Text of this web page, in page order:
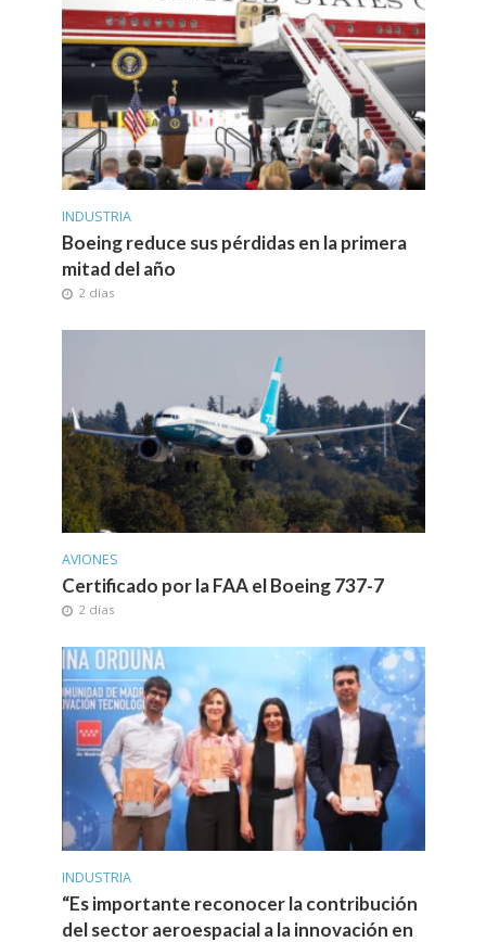
INDUSTRIA
Boeing reduce sus pérdidas en la primera
mitad del año
2 días
AVIONES
Certificado por la FAA el Boeing 737-7
2 días
INDUSTRIA
“Es importante reconocer la contribución
del sector aeroespacial a la innovación en